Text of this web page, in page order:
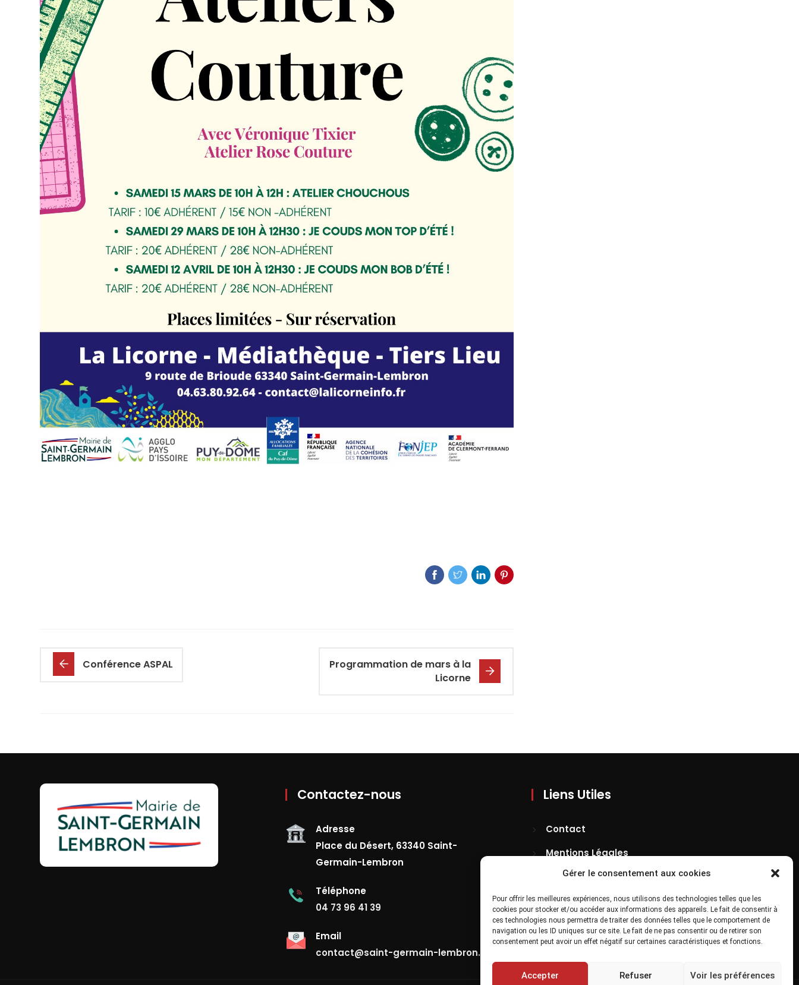
Gérer le consentement aux cookies
Pour offrir les meilleures expériences, nous utilisons des technologies telles que les
cookies pour stocker et/ou accéder aux informations des appareils. Le fait de consentir à
ces technologies nous permettra de traiter des données telles que le comportement de
navigation ou les ID uniques sur ce site. Le fait de ne pas consentir ou de retirer son
consentement peut avoir un effet négatif sur certaines caractéristiques et fonctions.
Accepter Refuser Voir les préférences
Conférence ASPAL
Programmation de mars à la
Licorne
Contactez-nous
Adresse
Place du Désert, 63340 Saint-
Germain-Lembron
Téléphone
04 73 96 41 39
Email
contact@saint-germain-lembron.fr
Liens Utiles
Contact
Mentions Légales
Confidentialité
Site Map